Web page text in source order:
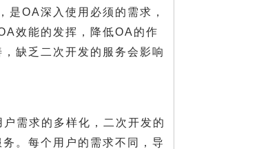
是OA深入使用必须的需求，
效能的发挥，降低OA的作
缺乏二次开发的服务会影响
需求的多样化，二次开发的
。每个用户的需求不同，导